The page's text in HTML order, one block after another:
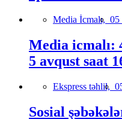
Media İcmalı, 05
Media icmalı:
5 avqust saat
Ekspress təhlil,
Sosial